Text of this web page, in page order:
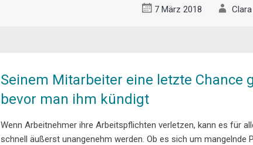
7 März 2018 Clara
Seinem Mitarbeiter eine letzte Chance
bevor man ihm kündigt
Wenn Arbeitnehmer ihre Arbeitspflichten verletzen, kann es für
schnell äußerst unangenehm werden. Ob es sich um mangelnde